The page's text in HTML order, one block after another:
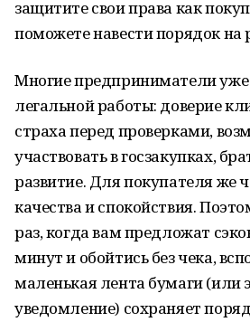
защитите свои права как
поможете навести порядок на
Многие предприниматели
легальной работы: доверие
страха перед проверками,
участвовать в госзакупках,
развитие. Для покупателя же
качества и спокойствия.
раз, когда вам предложат
минут и обойтись без чека,
маленькая лента бумаги (или
уведомление) сохраняет